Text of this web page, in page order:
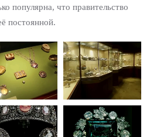
популярна, что правительство
постоянной.